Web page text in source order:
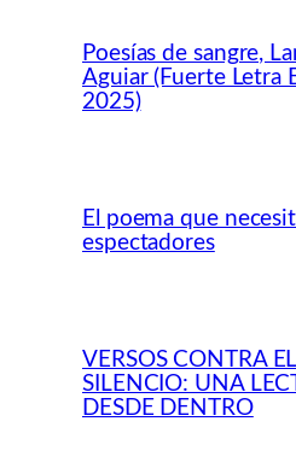
Poesías de sangre,
Aguiar (Fuerte Letra
2025)
El poema que
espectadores
VERSOS CONTRA EL
SILENCIO: UNA
DESDE DENTRO